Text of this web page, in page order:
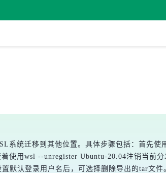
系统迁移到其他位置。具体步骤包括：首先使
使用 wsl --unregister Ubuntu-20.04注销当前
默认登录用户名后，可选择删除导出的tar文件